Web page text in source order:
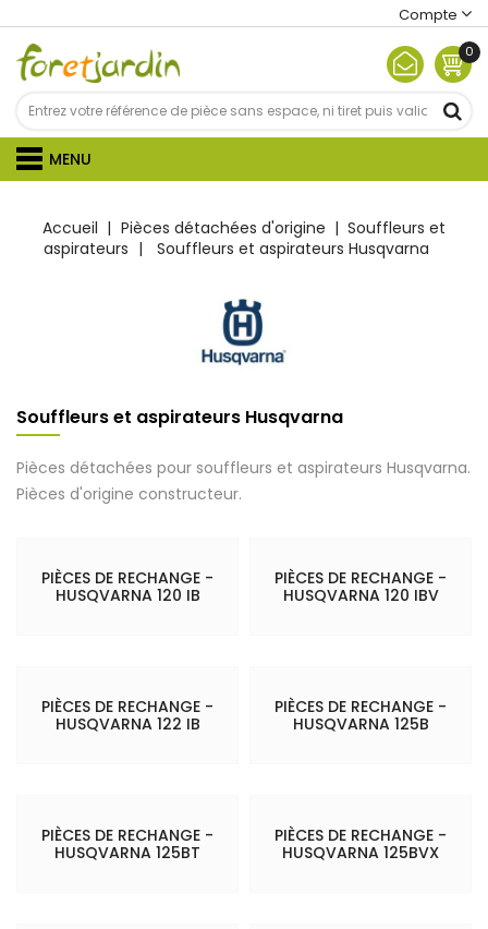
Compte
0
MENU
Accueil Pièces détachées d'origine
Souffleurs et
aspirateurs
Souffleurs et aspirateurs Husqvarna
Souffleurs et aspirateurs Husqvarna
Pièces détachées pour souffleurs et aspirateurs Husqvarna.
Pièces d'origine constructeur.
PIÈCES DE RECHANGE -
HUSQVARNA 120 IB
PIÈCES DE RECHANGE -
HUSQVARNA 120 IBV
PIÈCES DE RECHANGE -
HUSQVARNA 122 IB
PIÈCES DE RECHANGE -
HUSQVARNA 125B
PIÈCES DE RECHANGE -
HUSQVARNA 125BT
PIÈCES DE RECHANGE -
HUSQVARNA 125BVX